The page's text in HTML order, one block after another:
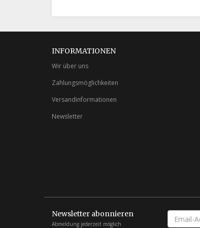
INFORMATIONEN
Wir über uns
Zahlungsmöglichkeiten
Versandinformationen
Newsletter
Newsletter abonnieren
Abmeldung jederzeit möglich
EMAIL-
ADRESSE